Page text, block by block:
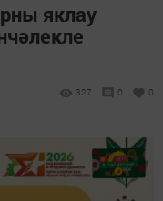
яклау
327 0 0